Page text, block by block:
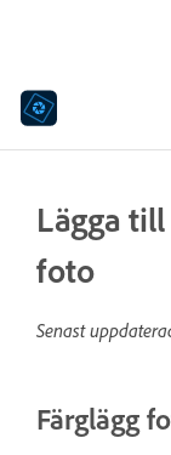
Lägga
foto
Senast
Färglägg